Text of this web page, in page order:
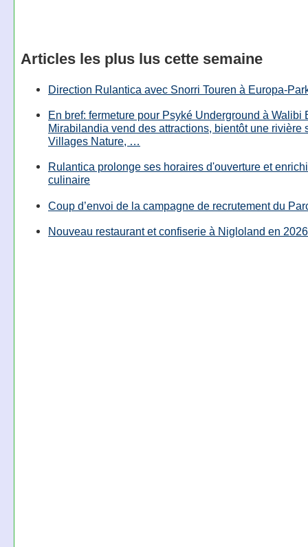
Articles les plus lus cette semaine
Direction Rulantica avec Snorri Touren à Europa-
En bref: fermeture pour Psyké Underground à Walibi
Mirabilandia vend des attractions, bientôt une rivière
Villages Nature, …
Rulantica prolonge ses horaires d'ouverture et
culinaire
Coup d’envoi de la campagne de recrutement du
Nouveau restaurant et confiserie à Nigloland en 2026